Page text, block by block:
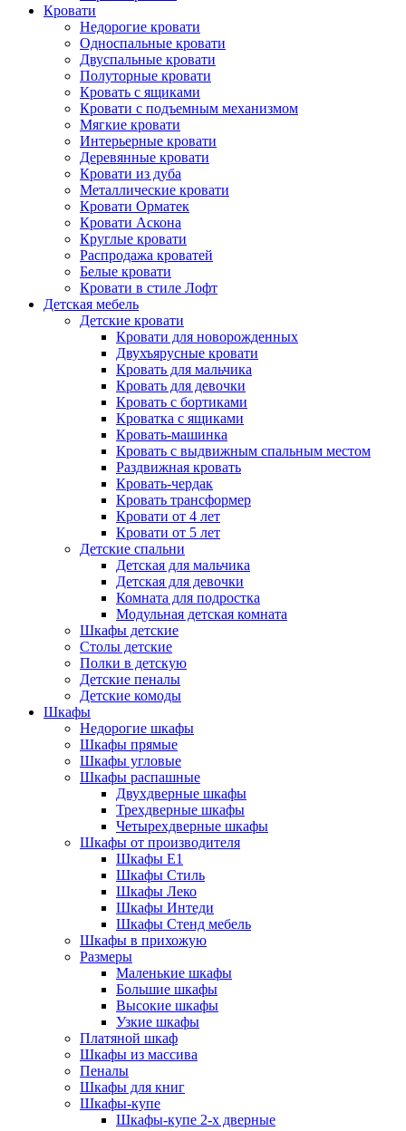
Кровати
Недорогие кровати
Односпальные кровати
Двуспальные кровати
Полуторные кровати
Кровать с ящиками
Кровати с подъемным механизмом
Мягкие кровати
Интерьерные кровати
Деревянные кровати
Кровати из дуба
Металлические кровати
Кровати Орматек
Кровати Аскона
Круглые кровати
Распродажа кроватей
Белые кровати
Кровати в стиле Лофт
Детская мебель
Детские кровати
Кровати для новорожденных
Двухъярусные кровати
Кровать для мальчика
Кровать для девочки
Кровать с бортиками
Кроватка с ящиками
Кровать-машинка
Кровать с выдвижным спальным местом
Раздвижная кровать
Кровать-чердак
Кровать трансформер
Кровати от 4 лет
Кровати от 5 лет
Детские спальни
Детская для мальчика
Детская для девочки
Комната для подростка
Модульная детская комната
Шкафы детские
Столы детские
Полки в детскую
Детские пеналы
Детские комоды
Шкафы
Недорогие шкафы
Шкафы прямые
Шкафы угловые
Шкафы распашные
Двухдверные шкафы
Трехдверные шкафы
Четырехдверные шкафы
Шкафы от производителя
Шкафы E1
Шкафы Стиль
Шкафы Леко
Шкафы Интеди
Шкафы Стенд мебель
Шкафы в прихожую
Размеры
Маленькие шкафы
Большие шкафы
Высокие шкафы
Узкие шкафы
Платяной шкаф
Шкафы из массива
Пеналы
Шкафы для книг
Шкафы-купе
Шкафы-купе 2-х дверные